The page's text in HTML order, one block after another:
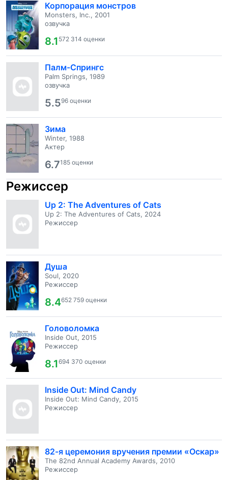
Корпорация монстров
Monsters, Inc., 2001
озвучка
8.1 572 314 оценки
Палм-Спрингс
Palm Springs, 1989
озвучка
5.596 оценки
Зима
Winter, 1988
Актер
6.7185 оценки
Режиссер
Up 2: The Adventures of Cats
Up 2: The Adventures of Cats, 2024
Режиссер
Душа
Soul, 2020
Режиссер
8.4652 759 оценки
Головоломка
Inside Out, 2015
Режиссер
8.1694 370 оценки
Inside Out: Mind Candy
Inside Out: Mind Candy, 2015
Режиссер
82-я церемония вручения премии «Оскар»
The 82nd Annual Academy Awards, 2010
Режиссер